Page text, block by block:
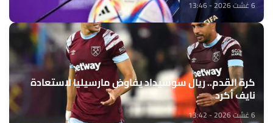
6 غشت 2026 - 13:46
كرة القدم.. ريال سوسيداد يفاوض مارسيليا لاستعادة
نايف أكرد
6 غشت 2026 - 13:42